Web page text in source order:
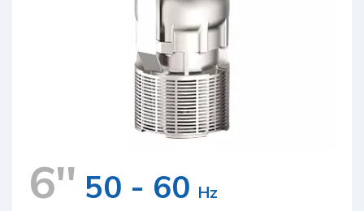
6'' 50 - 60 Hz